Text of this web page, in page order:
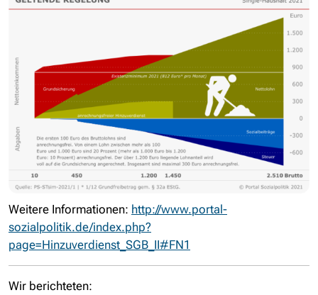
Weitere Informationen: http://www.portal-
sozialpolitik.de/index.php?
page=Hinzuverdienst_SGB_II#FN1
Wir berichteten: